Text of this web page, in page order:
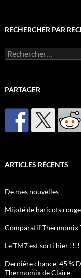
RECHERCHER PAR
Rechercher :
PARTAGER
ARTICLES RÉCENTS
De mes nouvelles
Mijoté de haricots
Comparatif Thermomix
Le TM7 est sorti hier
Dernière chance, 45 %
Thermomix de Claire